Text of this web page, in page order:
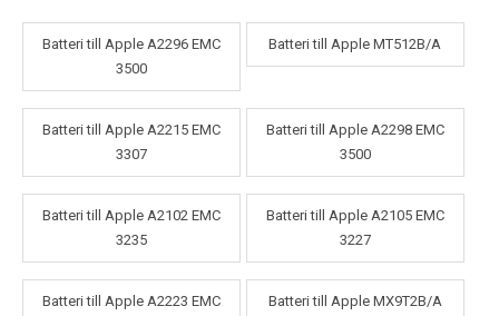
Batteri till Apple A2296 EMC
3500
Batteri till Apple MT512B/A
Batteri till Apple A2215 EMC
3307
Batteri till Apple A2298 EMC
3500
Batteri till Apple A2102 EMC
3235
Batteri till Apple A2105 EMC
3227
Batteri till Apple A2223 EMC
Batteri till Apple MX9T2B/A